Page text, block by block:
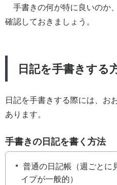
手書きの何が特に良いのか
確認しておきましょう。
日記を手書きする
日記を手書きする際には、お
あります。
手書きの日記を書く方法
普通の日記帳（週ごとに
イプが一般的）